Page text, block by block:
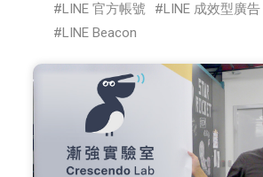
LINE 官方帳號 LINE 成效型廣告
LINE Beacon